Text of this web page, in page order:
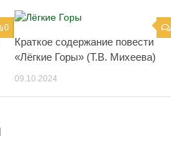
0
Краткое содержание повести
«Лёгкие Горы» (Т.В. Михеева)
09.10.2024